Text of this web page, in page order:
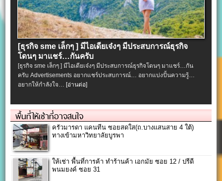
[ธุรกิจ sme เล็กๆ ] มีไอเดียเจ๋งๆ มีประสบการณ์ธุรกิจ
โดนๆ มาแชร์…กันครับ
[ธุรกิจ sme เล็กๆ ] มีไอเดียเจ๋งๆ มีประสบการณ์ธุรกิจโดนๆ มาแชร์…กัน
ครับ Advertisements อยากแชร์ประสบการณ์… อยากแบ่งปั้นความรู้…
อยากให้กำลังใจ…[อ่านต่อ]
พื้นที่ให้เช่าที่อาจสนใจ
ครัวมารดา แคนทีน ซอยสดใส(ถ.บางแสนสาย 4 ใต้)
ทางเข้ามหาวิทยาลัยบูรพา
ให้เช่า พื้นที่การค้า ทำร้านค้า เอกมัย ซอย 12 / ปรีดี
พนมยงค์ ซอย 31